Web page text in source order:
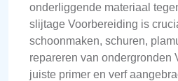
onderliggende materiaal
slijtage Voorbereiding is
schoonmaken, schuren,
repareren van ondergronden
juiste primer en verf